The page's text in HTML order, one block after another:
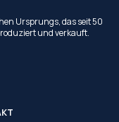
Ursprungs, das seit 50
und verkauft.